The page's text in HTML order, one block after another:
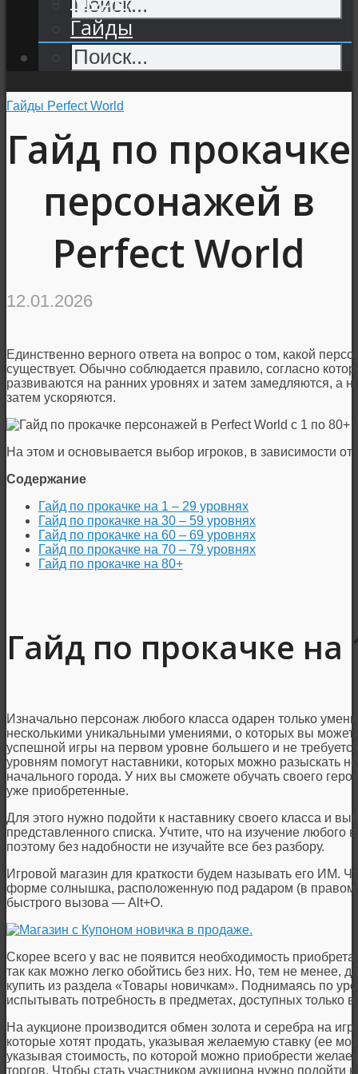
Гайды
Гайды Perfect World
Гайд по прокачке
персонажей в
Perfect World
12.01.2026
Единственно верного ответа на вопрос о том, какой
существует. Обычно соблюдается правило, согласно
развиваются на ранних уровнях и затем замедляются, а
затем ускоряются.
На этом и основывается выбор игроков, в зависимости от
Содержание
Гайд по прокачке на 1 – 29 уровнях
Гайд по прокачке на 30 – 59 уровнях
Гайд по прокачке на 60 – 69 уровнях
Гайд по прокачке на 70 – 79 уровнях
Гайд по прокачке на 80+
Гайд по прокачке на
Изначально персонаж любого класса одарен только
несколькими уникальными умениями, о которых вы
успешной игры на первом уровне большего и не
уровням помогут наставники, которых можно разыскать
начального города. У них вы сможете обучать своего
уже приобретенные.
Для этого нужно подойти к наставнику своего класса и
представленного списка. Учтите, что на изучение любого
поэтому без надобности не изучайте все без разбору.
Игровой магазин для краткости будем называть его ИМ.
форме солнышка, расположенную под радаром (в правом
быстрого вызова — Alt+O.
Скорее всего у вас не появится необходимость
так как можно легко обойтись без них. Но, тем не менее,
купить из раздела «Товары новичкам». Поднимаясь по
испытывать потребность в предметах, доступных только
На аукционе производится обмен золота и серебра на
которые хотят продать, указывая желаемую ставку (ее
указывая стоимость, по которой можно приобрести
торгов. Чтобы стать участником аукциона нужно подойти